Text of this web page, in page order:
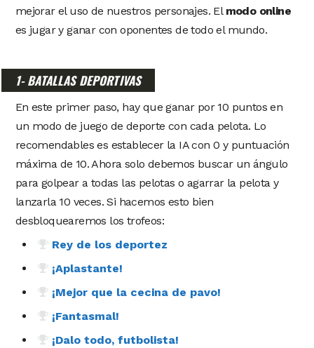
mejorar el uso de nuestros personajes. El modo online
es jugar y ganar con oponentes de todo el mundo.
1- BATALLAS DEPORTIVAS
En este primer paso, hay que ganar por 10 puntos en
un modo de juego de deporte con cada pelota. Lo
recomendables es establecer la IA con 0 y puntuación
máxima de 10. Ahora solo debemos buscar un ángulo
para golpear a todas las pelotas o agarrar la pelota y
lanzarla 10 veces. Si hacemos esto bien
desbloquearemos los trofeos:
Rey de los deportez
¡Aplastante!
¡Mejor que la cecina de pavo!
¡Fantasmal!
¡Dalo todo, futbolista!